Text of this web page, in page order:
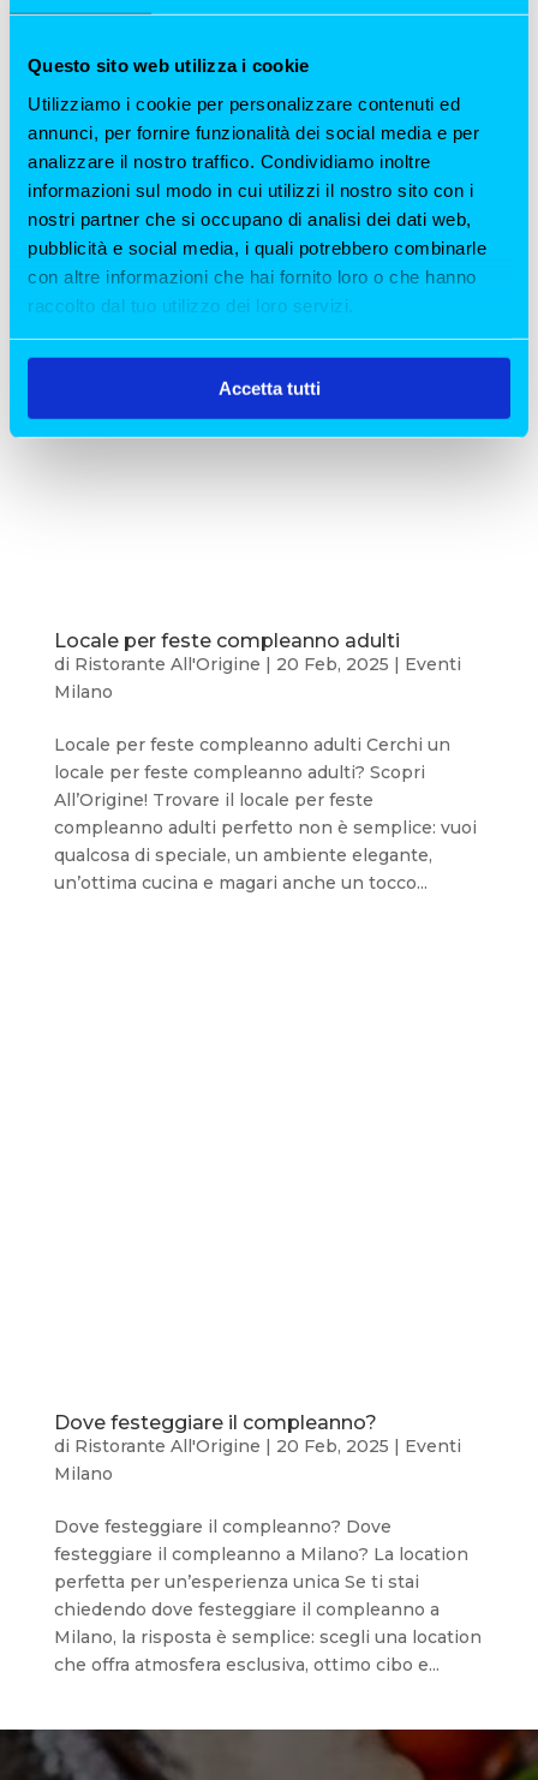
Questo sito web utilizza i cookie
Utilizziamo i cookie per personalizzare contenuti ed
annunci, per fornire funzionalità dei social media e per
analizzare il nostro traffico. Condividiamo inoltre
informazioni sul modo in cui utilizzi il nostro sito con i
nostri partner che si occupano di analisi dei dati web,
pubblicità e social media, i quali potrebbero combinarle
con altre informazioni che hai fornito loro o che hanno
raccolto dal tuo utilizzo dei loro servizi.
Accetta tutti
compleanno che unisca eleganza, gusto e
perfetta. Nel cuore di Milano, il ristorante offre
una location raffinata, curata...
Locale per feste compleanno adulti
di Ristorante All'Origine | 20 Feb, 2025 | Eventi
Milano
Locale per feste compleanno adulti Cerchi un
locale per feste compleanno adulti? Scopri
All’Origine! Trovare il locale per feste
compleanno adulti perfetto non è semplice: vuoi
qualcosa di speciale, un ambiente elegante,
un’ottima cucina e magari anche un tocco...
Dove festeggiare il compleanno?
di Ristorante All'Origine 20 Feb, 2025
Eventi
Milano
Dove festeggiare il compleanno? Dove
festeggiare il compleanno a Milano? La location
perfetta per un’esperienza unica Se ti stai
chiedendo dove festeggiare il compleanno a
Milano, la risposta è semplice: scegli una location
che offra atmosfera esclusiva, ottimo cibo e...